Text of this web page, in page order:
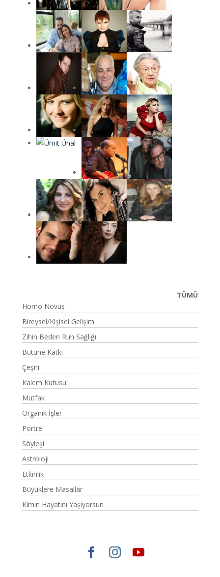
TÜMÜ
Homo Novus
Bireysel/Kişisel Gelişim
Zihin Beden Ruh Sağlığı
Bütüne Katkı
Çeşni
Kalem Kutusu
Mutfak
Organik İşler
Portre
Söyleşi
Astroloji
Etkinlik
Büyüklere Masallar
Kimin Hayatını Yaşıyorsun